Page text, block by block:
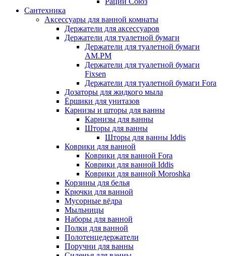
Сантехника
Аксессуары для ванной комнаты
Держатели для аксессуаров
Держатели для туалетной бумаги
Держатели для туалетной бумаги
AM.PM
Держатели для туалетной бумаги
Fixsen
Держатели для туалетной бумаги Fora
Дозаторы для жидкого мыла
Ёршики для унитазов
Карнизы и шторы для ванны
Карнизы для ванны
Шторы для ванны
Шторы для ванны Iddis
Коврики для ванной
Коврики для ванной Fora
Коврики для ванной Iddis
Коврики для ванной Moroshka
Корзины для белья
Крючки для ванной
Мусорные вёдра
Мыльницы
Наборы для ванной
Полки для ванной
Полотенцедержатели
Поручни для ванны